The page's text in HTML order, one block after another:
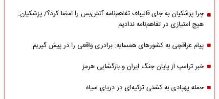
چرا پزشکیان به جای قالیباف تفاهم‌نامه آتش‌بس را امضا کرد؟/ پزشکیان:
هیچ امتیازی در تفاهم‌نامه ندادیم
پیام عراقچی به کشورهای همسایه: برادری واقعی را در پیش گیریم
خبر ترامپ از پایان جنگ ایران و بازگشایی هرمز
حمله پهپادی به کشتی ترکیه‌ای در دریای سیاه